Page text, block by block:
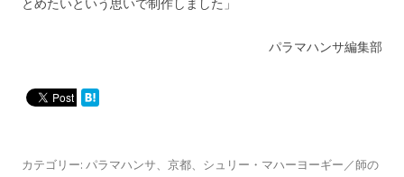
パラマハンサ編集部
カテゴリー: パラマハンサ、 京都、 シュリー・マハーヨーギー／師の